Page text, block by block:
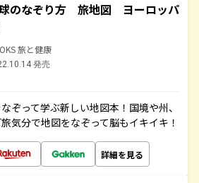
のなぞり方 旅地図 ヨーロッパ
旅と健康
発売
ぞって学ぶ新しい地図本！国境や州、
気分で地図をなぞって脳もイキイキ！
詳細を見る